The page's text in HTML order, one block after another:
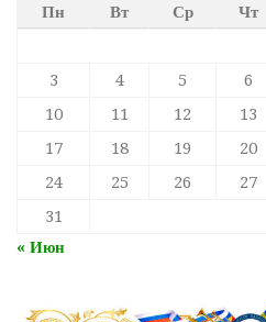
Пн
Вт Ср Чт
3
4 5 6
10
11 12 13
17
18 19 20
24
25 26 27
31
« Июн